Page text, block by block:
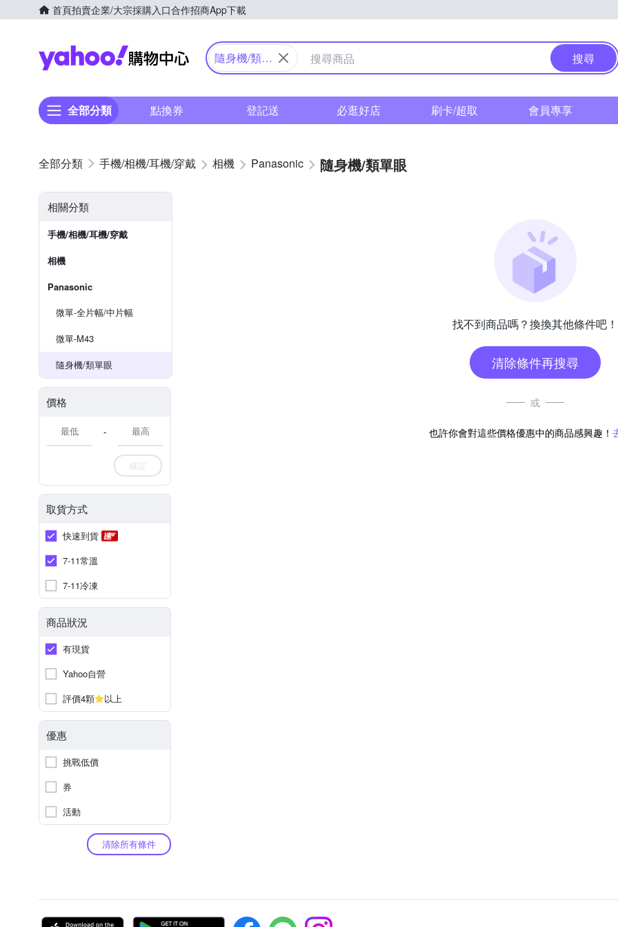
首頁拍賣企業/大宗採購入口合作招商App下載
Yahoo購物中心
隨身機/類單
搜尋
全部分類 點換券 登記送 必逛好店 刷卡/超取 會員專享
手機/相機/耳機/穿戴 相機 Panasonic 隨身機/類單眼
相關分類
手機/相機/耳機/穿戴
相機
Panasonic
微單-全片幅/中片幅
微單-M43
隨身機/類單眼
價格
-
確定
取貨方式
快速到貨
7-11常溫
7-11冷凍
商品狀況
有現貨
Yahoo自營
評價4顆
以上
優惠
挑戰低價
券
活動
清除所有條件
找不到商品嗎？換換其他條件吧！
清除條件再搜尋
或
也許你會對這些價格優惠中的商品感興趣！